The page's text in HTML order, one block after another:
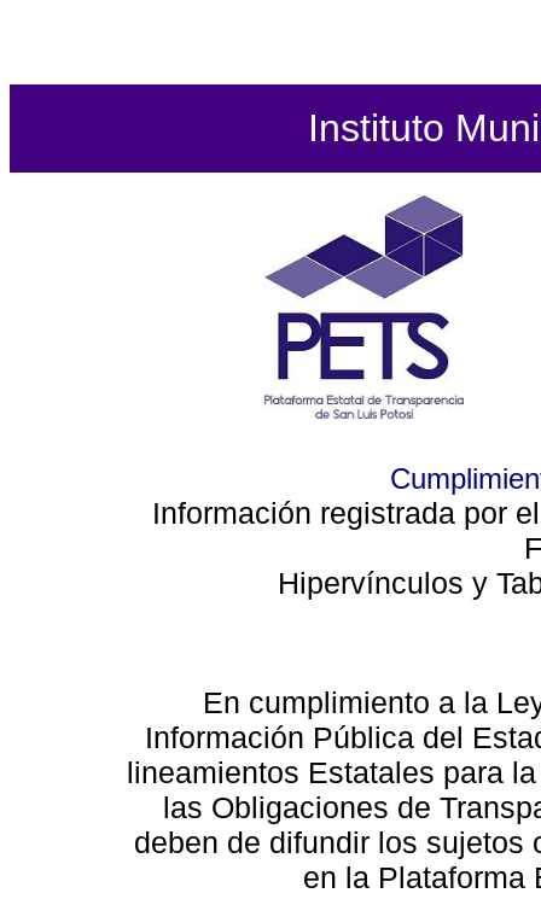
Instituto
Información registrada por
Hipervínculos y
En cumplimiento a la
Información Pública del
lineamientos Estatales para
las Obligaciones de
deben de difundir los sujetos
en la Plataforma